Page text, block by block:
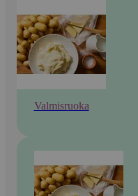
Valmisruoka